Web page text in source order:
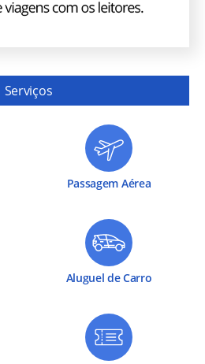
Serviços
Passagem Aérea
Aluguel de Carro